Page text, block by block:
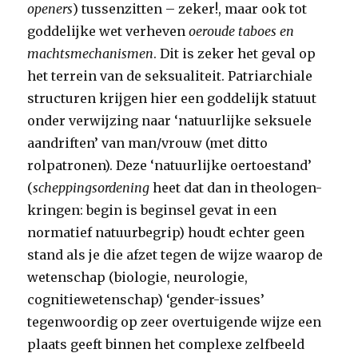
openers) tussenzitten – zeker!, maar ook tot
goddelijke wet verhevenoeroude taboes en
machtsmechanismen. Dit is zeker het geval op
het terrein van de seksualiteit. Patriarchiale
structuren krijgen hier een goddelijk statuut
onder verwijzing naar ‘natuurlijke seksuele
aandriften’ van man/vrouw (met ditto
rolpatronen). Deze ‘natuurlijke oertoestand’
(scheppingsordening heet dat dan in theologen-
kringen: begin is beginsel gevat in een
normatief natuurbegrip) houdt echter geen
stand als je die afzet tegen de wijze waarop de
wetenschap (biologie, neurologie,
cognitiewetenschap) ‘gender-issues’
tegenwoordig op zeer overtuigende wijze een
plaats geeft binnen het complexe zelfbeeld